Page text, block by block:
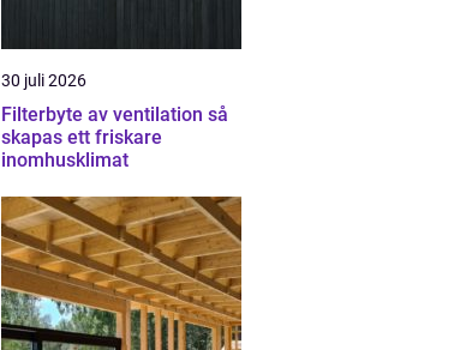
30 juli 2026
Filterbyte av ventilation så
skapas ett friskare
inomhusklimat